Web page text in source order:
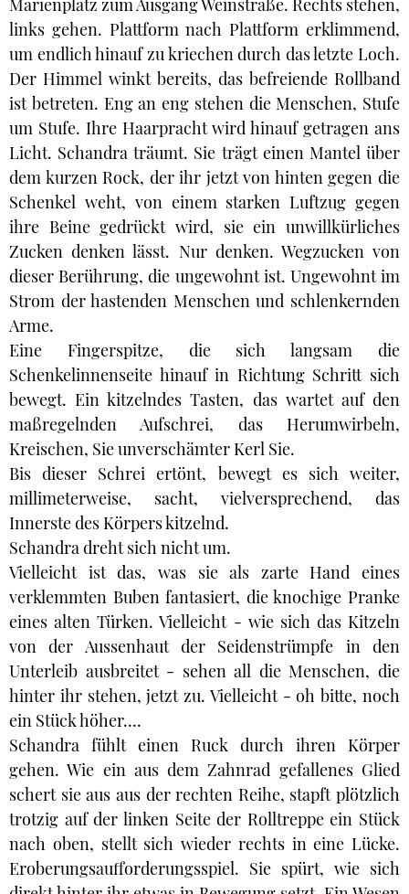
Marienplatz zum Ausgang Weinstraße. Rechts stehen,
links gehen. Plattform nach Plattform erklimmend,
um endlich hinauf zu kriechen durch das letzte Loch.
Der Himmel winkt bereits, das befreiende Rollband
ist betreten. Eng an eng stehen die Menschen, Stufe
um Stufe. Ihre Haarpracht wird hinauf getragen ans
Licht. Schandra träumt. Sie trägt einen Mantel über
dem kurzen Rock, der ihr jetzt von hinten gegen die
Schenkel weht, von einem starken Luftzug gegen
ihre Beine gedrückt wird, sie ein unwillkürliches
Zucken denken lässt. Nur denken. Wegzucken von
dieser Berührung, die ungewohnt ist. Ungewohnt im
Strom der hastenden Menschen und schlenkernden
Arme.
Eine Fingerspitze, die sich langsam die
Schenkelinnenseite hinauf in Richtung Schritt sich
bewegt. Ein kitzelndes Tasten, das wartet auf den
maßregelnden Aufschrei, das Herumwirbeln,
Kreischen, Sie unverschämter Kerl Sie.
Bis dieser Schrei ertönt, bewegt es sich weiter,
millimeterweise, sacht, vielversprechend, das
Innerste des Körpers kitzelnd.
Schandra dreht sich nicht um.
Vielleicht ist das, was sie als zarte Hand eines
verklemmten Buben fantasiert, die knochige Pranke
eines alten Türken. Vielleicht - wie sich das Kitzeln
von der Aussenhaut der Seidenstrümpfe in den
Unterleib ausbreitet - sehen all die Menschen, die
hinter ihr stehen, jetzt zu. Vielleicht - oh bitte, noch
ein Stück höher....
Schandra fühlt einen Ruck durch ihren Körper
gehen. Wie ein aus dem Zahnrad gefallenes Glied
schert sie aus aus der rechten Reihe, stapft plötzlich
trotzig auf der linken Seite der Rolltreppe ein Stück
nach oben, stellt sich wieder rechts in eine Lücke.
Eroberungsaufforderungsspiel. Sie spürt, wie sich